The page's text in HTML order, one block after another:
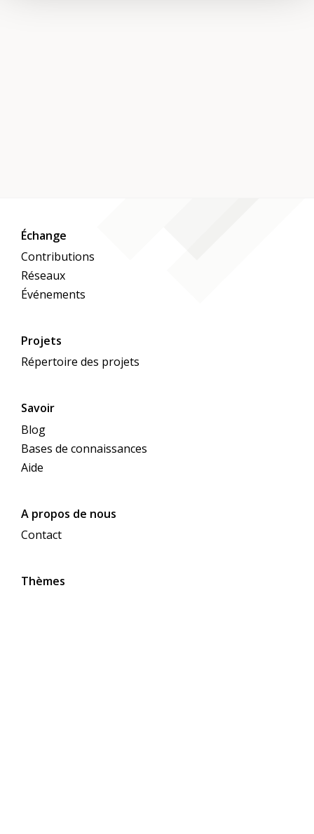
Échange
Contributions
Réseaux
Événements
Projets
Répertoire des projets
Savoir
Blog
Bases de connaissances
Aide
A propos de nous
Contact
Thèmes